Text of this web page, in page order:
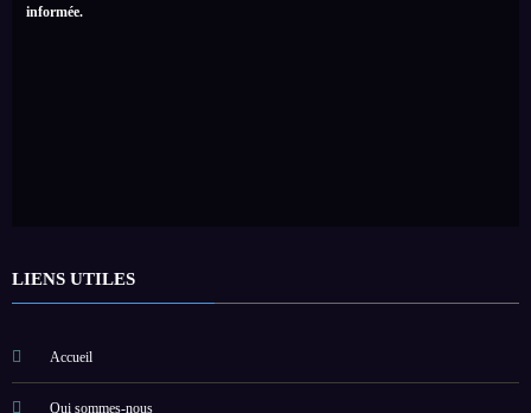
informée.
LIENS UTILES
Accueil
Qui sommes-nous